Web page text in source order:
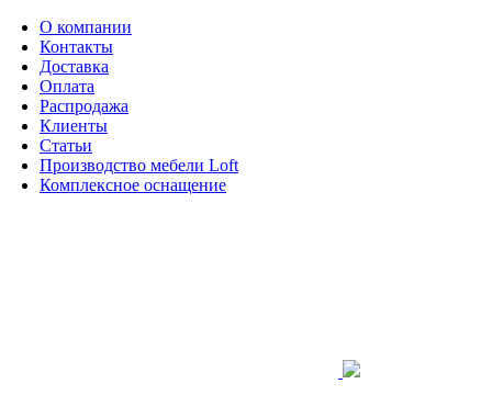
О компании
Контакты
Доставка
Оплата
Распродажа
Клиенты
Статьи
Производство мебели Loft
Комплексное оснащение